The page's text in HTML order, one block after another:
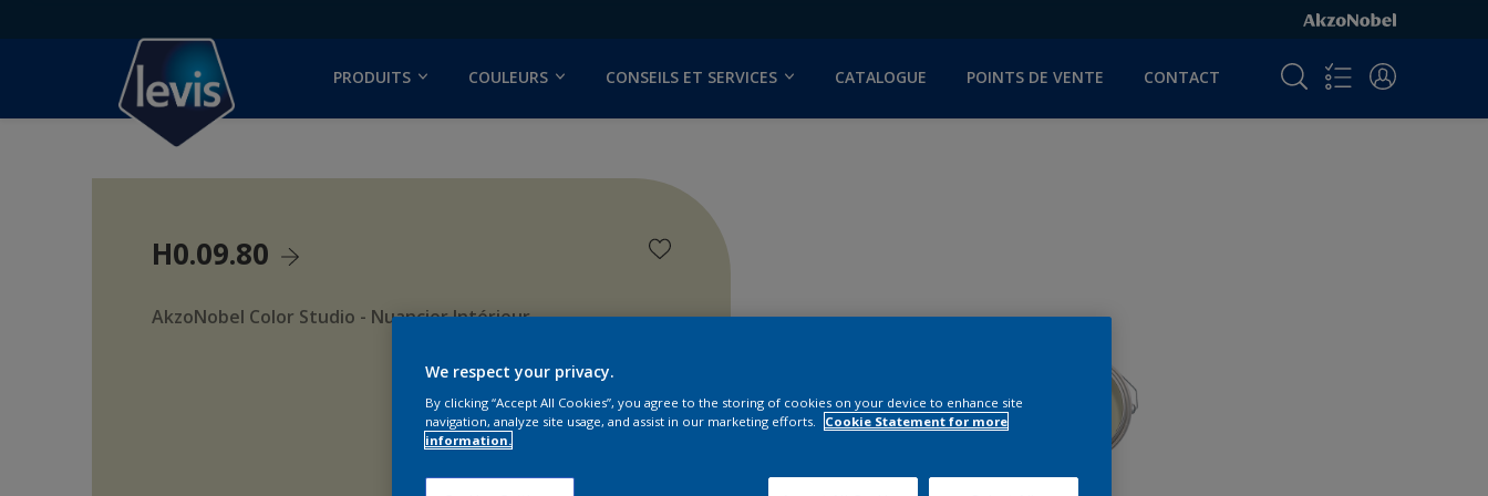
PRODUITS COULEURS CONSEILS ET SERVICES CATALOGUE POINTS DE VENTE CONTACT
H0.09.80
AkzoNobel Color Studio - Nuancier Intérieur
We respect your privacy.
By clicking “Accept All Cookies”, you agree to the storing of cookies on your device to enhance site
navigation, analyze site usage, and assist in our marketing efforts.
Cookie Statement for more
information.